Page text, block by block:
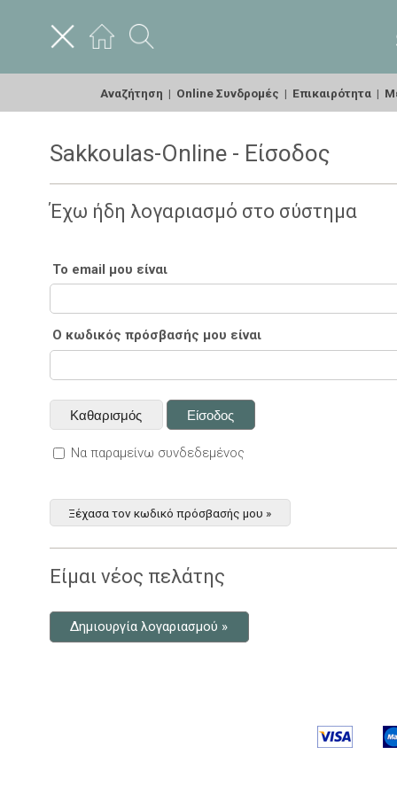
Αναζήτηση | Online Συνδρομές | Επικαιρότητα |
Sakkoulas-Online - Είσοδος
Έχω ήδη λογαριασμό στο σύστημα
Το email μου είναι
Ο κωδικός πρόσβασής μου είναι
Να παραμείνω συνδεδεμένος
Ξέχασα τον κωδικό πρόσβασής μου »
Είμαι νέος πελάτης
Δημιουργία λογαριασμού »